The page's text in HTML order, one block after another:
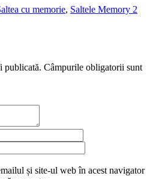
cu memorie, Saltele Memory 2
publicată. Câmpurile obligatorii sunt
și site-ul web în acest navigator